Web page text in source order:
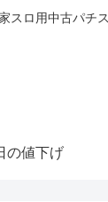
スロ用中古パチ
の値下げ